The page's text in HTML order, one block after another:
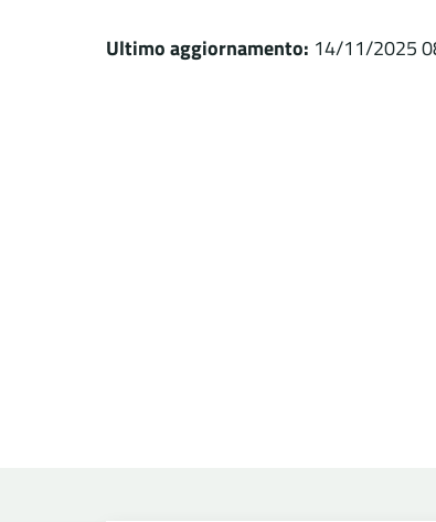
Ultimo aggiornamento: 14/11/2025